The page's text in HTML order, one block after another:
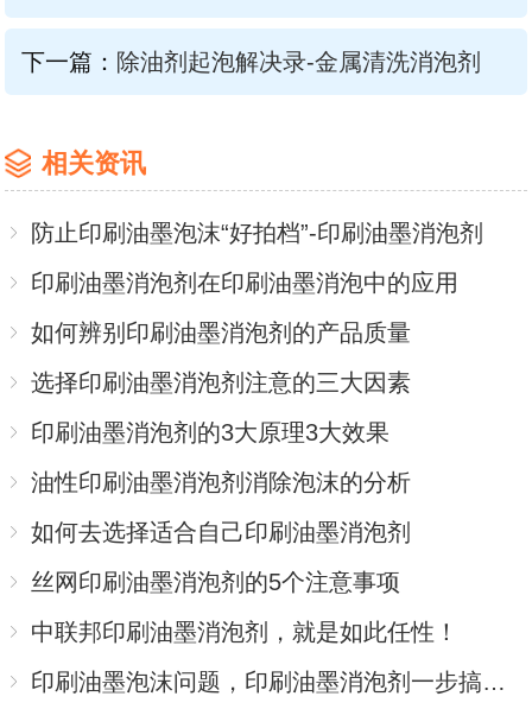
下一篇： 除油剂起泡解决录-金属清洗消泡剂
相关资讯
防止印刷油墨泡沫“好拍档”-印刷油墨消泡剂
印刷油墨消泡剂在印刷油墨消泡中的应用
如何辨别印刷油墨消泡剂的产品质量
选择印刷油墨消泡剂注意的三大因素
印刷油墨消泡剂的3大原理3大效果
油性印刷油墨消泡剂消除泡沫的分析
如何去选择适合自己印刷油墨消泡剂
丝网印刷油墨消泡剂的5个注意事项
中联邦印刷油墨消泡剂，就是如此任性！
印刷油墨泡沫问题，印刷油墨消泡剂一步搞定！